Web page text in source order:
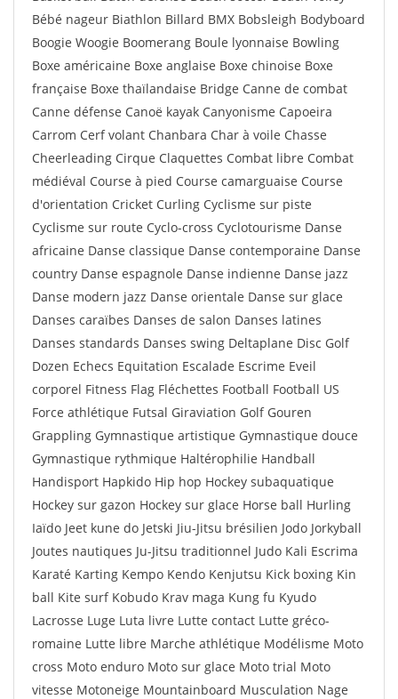
Bébé nageur Biathlon Billard BMX Bobsleigh Bodyboard
Boogie Woogie Boomerang Boule lyonnaise Bowling
Boxe américaine Boxe anglaise Boxe chinoise Boxe
française Boxe thaïlandaise Bridge Canne de combat
Canne défense Canoë kayak Canyonisme Capoeira
Carrom Cerf volant Chanbara Char à voile Chasse
Cheerleading Cirque Claquettes Combat libre Combat
médiéval Course à pied Course camarguaise Course
d'orientation Cricket Curling Cyclisme sur piste
Cyclisme sur route Cyclo-cross Cyclotourisme Danse
africaine Danse classique Danse contemporaine Danse
country Danse espagnole Danse indienne Danse jazz
Danse modern jazz Danse orientale Danse sur glace
Danses caraïbes Danses de salon Danses latines
Danses standards Danses swing Deltaplane Disc Golf
Dozen Echecs Equitation Escalade Escrime Eveil
corporel Fitness Flag Fléchettes Football Football US
Force athlétique Futsal Giraviation Golf Gouren
Grappling Gymnastique artistique Gymnastique douce
Gymnastique rythmique Haltérophilie Handball
Handisport Hapkido Hip hop Hockey subaquatique
Hockey sur gazon Hockey sur glace Horse ball Hurling
Iaïdo Jeet kune do Jetski Jiu-Jitsu brésilien Jodo Jorkyball
Joutes nautiques Ju-Jitsu traditionnel Judo Kali Escrima
Karaté Karting Kempo Kendo Kenjutsu Kick boxing Kin
ball Kite surf Kobudo Krav maga Kung fu Kyudo
Lacrosse Luge Luta livre Lutte contact Lutte gréco-
romaine Lutte libre Marche athlétique Modélisme Moto
cross Moto enduro Moto sur glace Moto trial Moto
vitesse Motoneige Mountainboard Musculation Nage